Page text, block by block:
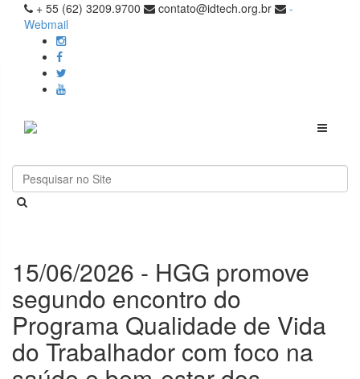
+ 55 (62) 3209.9700 contato@idtech.org.br
-
Webmail
Toggle
15/06/2026 - HGG promove
segundo encontro do
Programa Qualidade de Vida
do Trabalhador com foco na